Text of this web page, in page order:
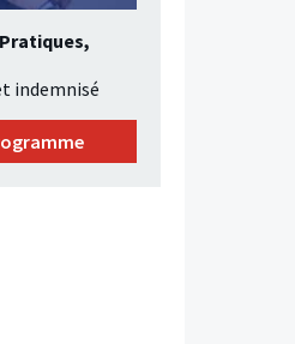
indemnisé